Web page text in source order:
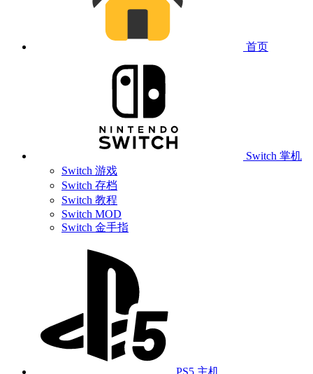
首页
Switch 掌机
Switch 游戏
Switch 存档
Switch 教程
Switch MOD
Switch 金手指